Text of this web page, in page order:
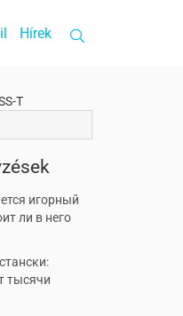
Hírek
T
игорный
ли в него
тысячи